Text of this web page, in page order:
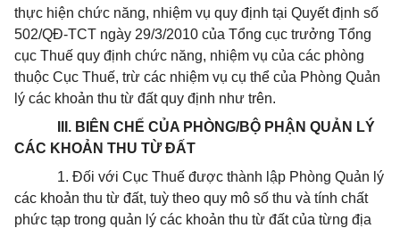
thực hiện chức năng, nhiệm vụ quy định tại Quyết định số
502/QĐ-TCT ngày 29/3/2010 của Tổng cục trưởng Tổng
cục Thuế quy định chức năng, nhiệm vụ của các phòng
thuộc Cục Thuế, trừ các nhiệm vụ cụ thể của Phòng Quản
lý các khoản thu từ đất quy định như trên.
III. BIÊN CHẾ CỦA PHÒNG/BỘ PHẬN QUẢN LÝ
CÁC KHOẢN THU TỪ ĐẤT
1. Đối với Cục Thuế được thành lập Phòng Quản lý
các khoản thu từ đất, tuỳ theo quy mô số thu và tính chất
phức tạp trong quản lý các khoản thu từ đất của từng địa